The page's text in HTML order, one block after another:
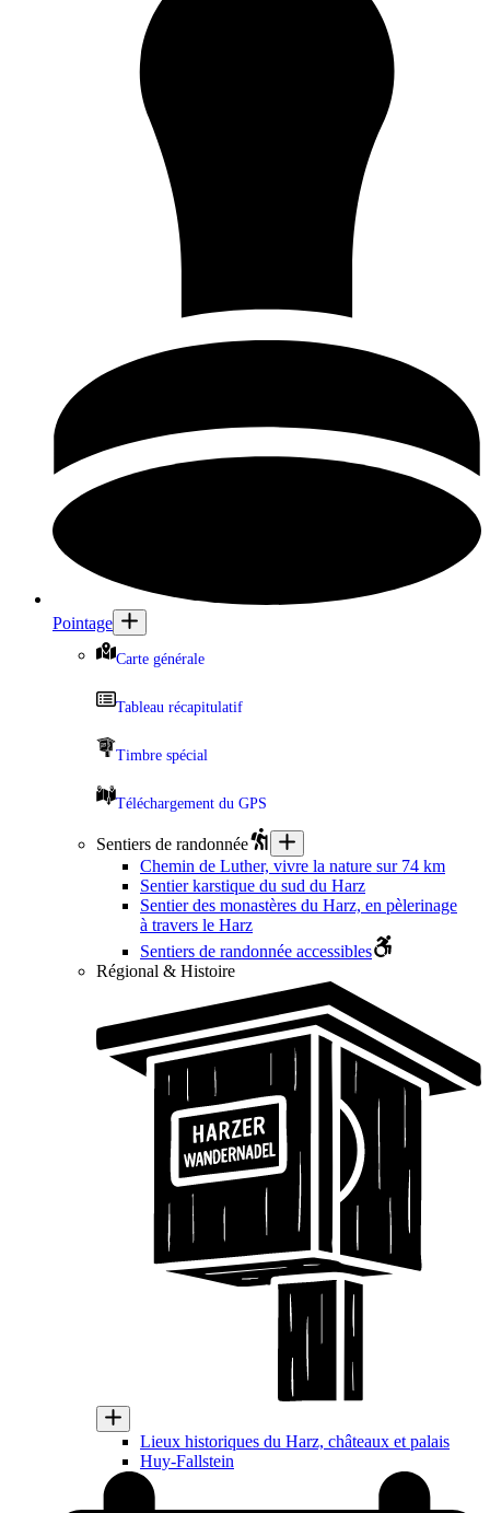
Pointage
Carte générale
Tableau récapitulatif
Timbre spécial
Téléchargement du GPS
Sentiers de randonnée
Chemin de Luther, vivre la nature sur 74 km
Sentier karstique du sud du Harz
Sentier des monastères du Harz, en pèlerinage
à travers le Harz
Sentiers de randonnée accessibles
Régional & Histoire
Lieux historiques du Harz, châteaux et palais
Huy-Fallstein